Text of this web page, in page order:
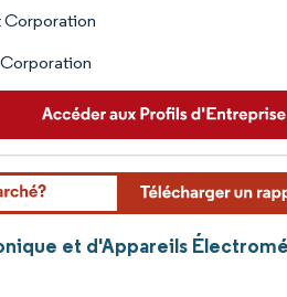
Corporation
et d'Appareils